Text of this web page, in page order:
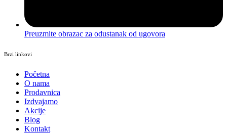
Preuzmite obrazac za odustanak od ugovora
Brzi linkovi
Početna
O nama
Prodavnica
Izdvajamo
Akcije
Blog
Kontakt